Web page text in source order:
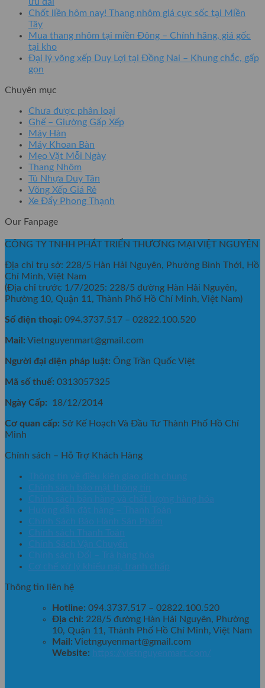
Chốt liền hôm nay! Thang nhôm giá cực sốc tại Miền
Tây
Mua thang nhôm tại miền Đông – Chính hãng, giá gốc
tại kho
Đại lý võng xếp Duy Lợi tại Đồng Nai – Khung chắc, gấp
gọn
Chuyên mục
Chưa được phân loại
Ghế – Giường Gấp Xếp
Máy Hàn
Máy Khoan Bàn
Mẹo Vặt Mỗi Ngày
Thang Nhôm
Tủ Nhựa Duy Tân
Võng Xếp Giá Rẻ
Xe Đẩy Phong Thạnh
Our Fanpage
CÔNG TY TNHH PHÁT TRIỂN THƯƠNG MẠI VIỆT NGUYÊN
Địa chỉ trụ sở: 228/5 Hàn Hải Nguyên, Phường Bình Thới, Hồ
Chí Minh, Việt Nam
(Địa chỉ trước 1/7/2025: 228/5 đường Hàn Hải Nguyên,
Phường 10, Quận 11, Thành Phố Hồ Chí Minh, Việt Nam)
Số điện thoại: 094.3737.517 – 02822.100.520
Mail: Vietnguyenmart@gmail.com
Người đại diện pháp luật: Ông Trần Quốc Việt
Mã số thuế: 0313057325
Ngày Cấp: 18/12/2014
Cơ quan cấp: Sở Kế Hoạch Và Đầu Tư Thành Phố Hồ Chí
Minh
Chính sách – Hỗ Trợ Khách Hàng
Thông tin về điều kiện giao dịch chung
Chính sách bảo mật thông tin
Chính sách bán hàng và chất lượng hàng hóa
Hướng dẫn đặt hàng – Thanh Toán
Chính Sách Bảo Hành Sản Phẩm
Chính sách Thanh Toán
Chính Sách Vận Chuyển
Chính sách Đổi – Trả hàng hóa
Cơ chế xử lý khiếu nại, tranh chấp
Thông tin liên hệ
Hotline: 094.3737.517 – 02822.100.520
Địa chỉ: 228/5 đường Hàn Hải Nguyên, Phường
10, Quận 11, Thành Phố Hồ Chí Minh, Việt Nam
Mail: Vietnguyenmart@gmail.com
Website: https://vietnguyenmart.com/